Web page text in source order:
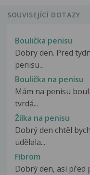
SOUVISEJÍCÍ DOTAZY
Boulička penisu
Dobry den. Pred
penisu...
Boulička na penisu
Mám na penisu
tvrdá...
Žilka na penisu
Dobrý den chtěl
udělala...
Fibrom
Dobrý den, asi před